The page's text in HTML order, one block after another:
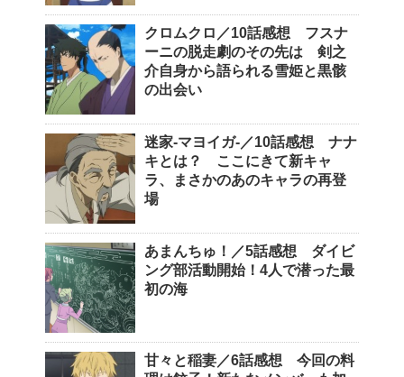
クロムクロ／10話感想 フスナ
ーニの脱走劇のその先は 剣之
介自身から語られる雪姫と黒骸
の出会い
迷家-マヨイガ-／10話感想 ナナ
キとは？ ここにきて新キャ
ラ、まさかのあのキャラの再登
場
あまんちゅ！／5話感想 ダイビ
ング部活動開始！4人で潜った最
初の海
甘々と稲妻／6話感想 今回の料